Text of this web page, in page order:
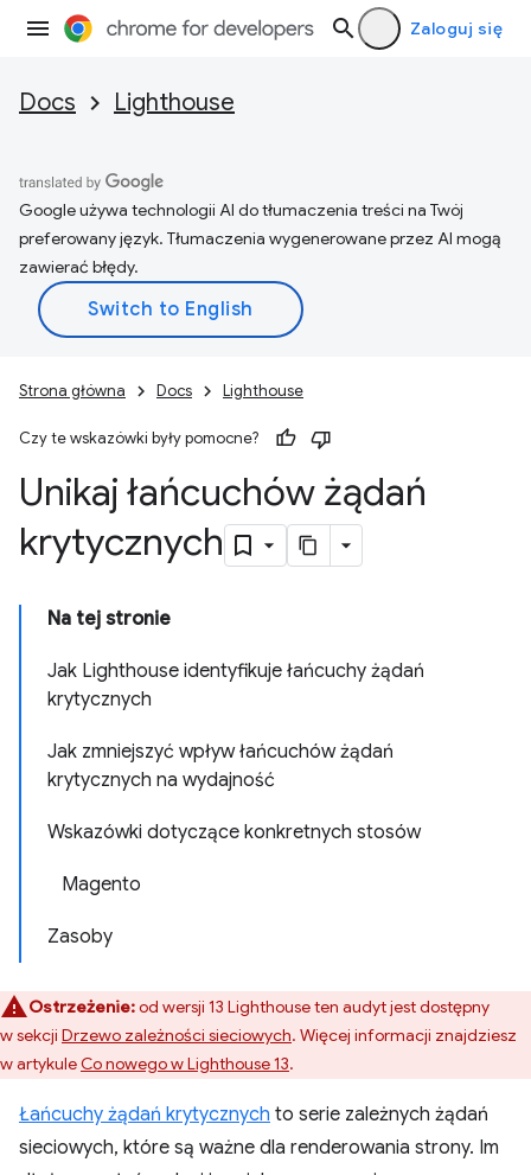
Zaloguj się
Docs Lighthouse
Google używa technologii AI do tłumaczenia treści na Twój
preferowany język. Tłumaczenia wygenerowane przez AI mogą
zawierać błędy.
Strona główna Docs Lighthouse
Czy te wskazówki były pomocne?
Unikaj łańcuchów żądań
krytycznych
Na tej stronie
Jak Lighthouse identyfikuje łańcuchy żądań
krytycznych
Jak zmniejszyć wpływ łańcuchów żądań
krytycznych na wydajność
Wskazówki dotyczące konkretnych stosów
Magento
Zasoby
Ostrzeżenie:od wersji 13 Lighthouse ten audyt jest dostępny
w sekcji Drzewo zależności sieciowych. Więcej informacji znajdziesz
w artykuleCo nowego w Lighthouse 13.
Łańcuchy żądań krytycznych to serie zależnych żądań
sieciowych, które są ważne dla renderowania strony. Im